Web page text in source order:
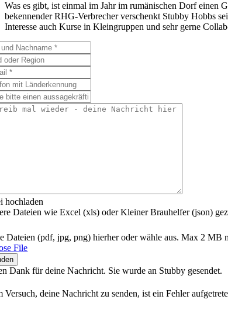
Was es gibt, ist einmal im Jahr im rumänischen Dorf einen
bekennender RHG-Verbrecher verschenkt Stubby Hobbs
Interesse auch Kurse in Kleingruppen und sehr gerne
hochladen
Dateien wie Excel (xls) oder Kleiner Brauhelfer (json)
Dateien (pdf, jpg, png) hierher oder wähle aus. Max 2 MB
File
Dank für deine Nachricht. Sie wurde an Stubby gesendet.
Versuch, deine Nachricht zu senden, ist ein Fehler